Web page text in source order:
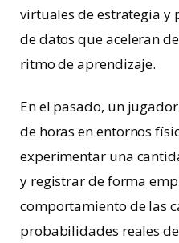
virtuales de estrategia y
de datos que aceleran
ritmo de aprendizaje.
En el pasado, un
de horas en entornos
experimentar una
y registrar de forma
comportamiento de las
probabilidades reales